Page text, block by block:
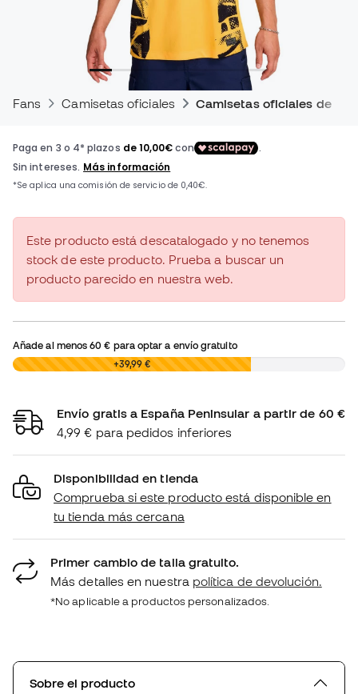
Fans Camisetas oficiales Camisetas oficiales de
Este producto está descatalogado y no tenemos
stock de este producto. Prueba a buscar un
producto parecido en nuestra web.
Añade al menos60 € para optar a envío gratuito
0,00 € +39,99 €
Envío gratis a España Peninsular a partir de 60 €
4,99 € para pedidos inferiores
Disponibilidad en tienda
Comprueba si este producto está disponible en
tu tienda más cercana
Primer cambio de talla gratuito.
Más detalles en nuestra política de devolución.
*No aplicable a productos personalizados.
Sobre el producto